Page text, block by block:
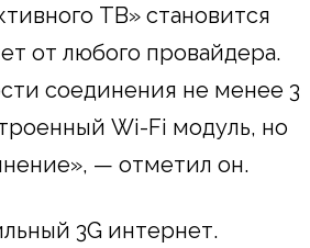
ТВ» становится
от любого провайдера.
соединения не менее 3
Wi-Fi модуль, но
— отметил он.
3G интернет.